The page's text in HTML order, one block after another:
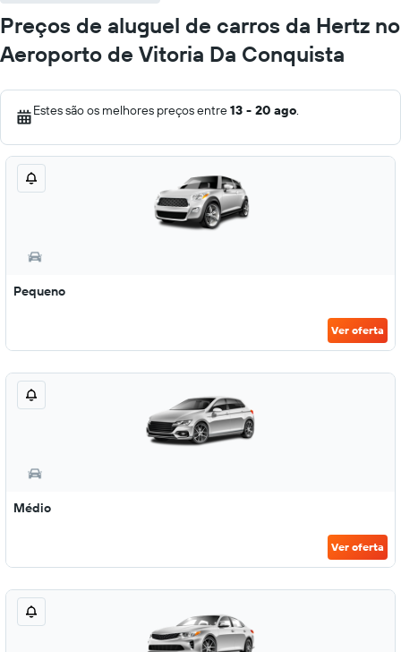
Preços de aluguel de carros da Hertz no
Aeroporto de Vitoria Da Conquista
Estes são os melhores preços entre13 - 20 ago.
Pequeno
Ver oferta
Médio
Ver oferta